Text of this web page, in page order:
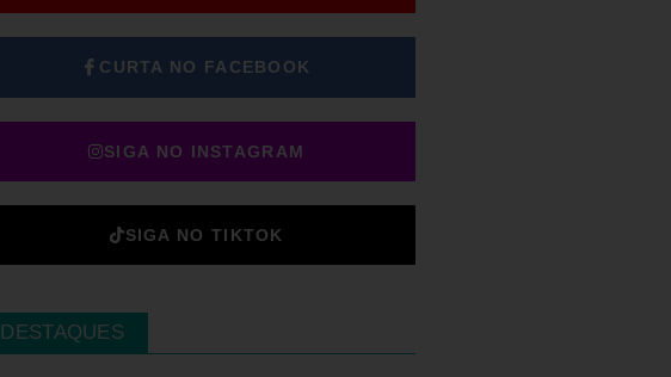
CURTA NO FACEBOOK
SIGA NO INSTAGRAM
SIGA NO TIKTOK
DESTAQUES